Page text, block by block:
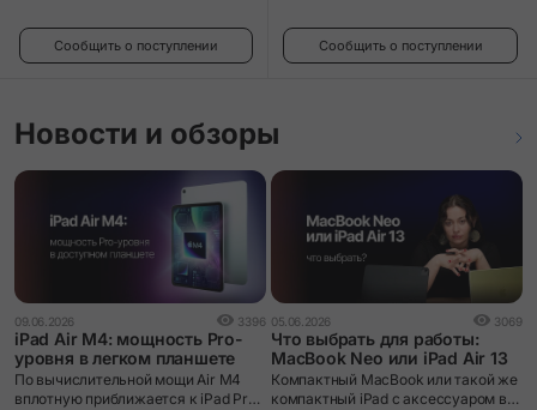
Сообщить о поступлении Сообщить о поступлении
Новости и обзоры
09.06.2026 3396
iPad Air M4: мощность Pro-
уровня в легком планшете
По вычислительной мощи Air M4
вплотную приближается к iPad Pro
05.06.2026 3069
Что выбрать для работы:
MacBook Neo или iPad Air 13
Компактный MacBook или такой же
компактный iPad с аксессуаром в